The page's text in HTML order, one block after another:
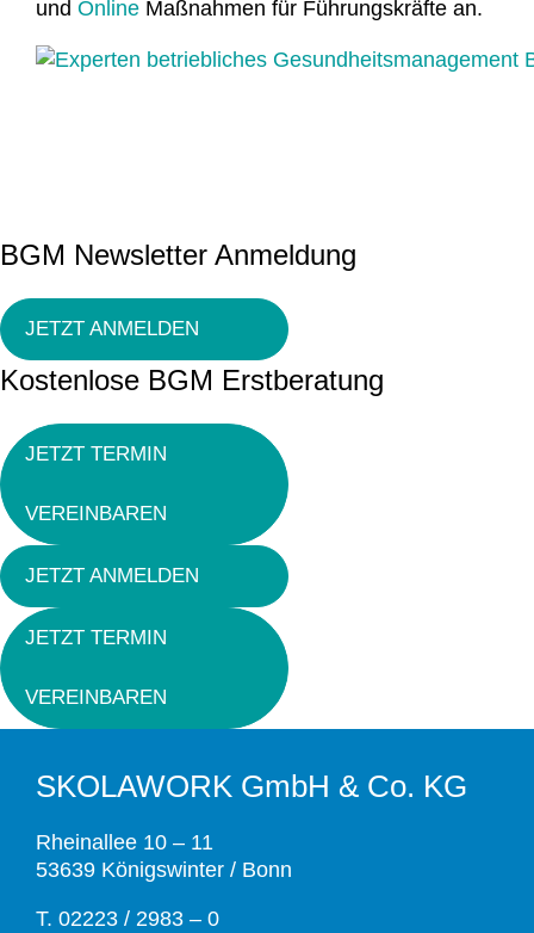
und Online Maßnahmen für Führungskräfte an.
BGM Newsletter Anmeldung
JETZT ANMELDEN
Kostenlose BGM Erstberatung
JETZT TERMIN
VEREINBAREN
JETZT ANMELDEN
JETZT TERMIN
VEREINBAREN
SKOLAWORK GmbH & Co. KG
Rheinallee 10 – 11
53639 Königswinter / Bonn
T. 02223 / 2983 – 0